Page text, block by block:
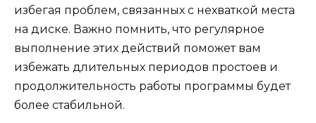
избегая проблем, связанных с нехваткой места
на диске. Важно помнить, что регулярное
выполнение этих действий поможет вам
избежать длительных периодов простоев и
продолжительность работы программы будет
более стабильной.